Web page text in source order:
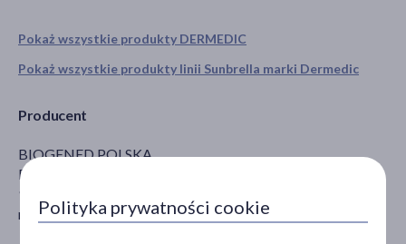
Pokaż wszystkie produkty DERMEDIC
Pokaż wszystkie produkty linii Sunbrella marki Dermedic
Producent
BIOGENED POLSKA
Pojezierska 99
91-342 Łódź
manager@biogened.pl
Polityka prywatności cookie